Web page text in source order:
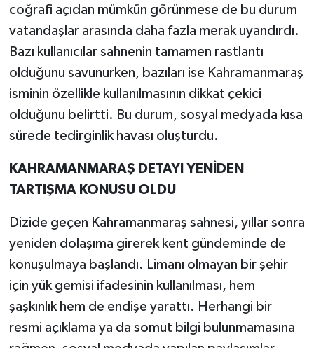
coğrafi açıdan mümkün görünmese de bu durum
vatandaşlar arasında daha fazla merak uyandırdı.
Bazı kullanıcılar sahnenin tamamen rastlantı
olduğunu savunurken, bazıları ise Kahramanmaraş
isminin özellikle kullanılmasının dikkat çekici
olduğunu belirtti. Bu durum, sosyal medyada kısa
sürede tedirginlik havası oluşturdu.
KAHRAMANMARAŞ DETAYI YENİDEN
TARTIŞMA KONUSU OLDU
Dizide geçen Kahramanmaraş sahnesi, yıllar sonra
yeniden dolaşıma girerek kent gündeminde de
konuşulmaya başlandı. Limanı olmayan bir şehir
için yük gemisi ifadesinin kullanılması, hem
şaşkınlık hem de endişe yarattı. Herhangi bir
resmi açıklama ya da somut bilgi bulunmamasına